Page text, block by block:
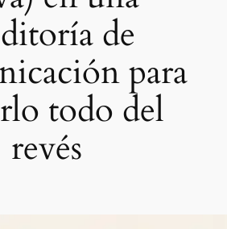
de
para
todo del
revés